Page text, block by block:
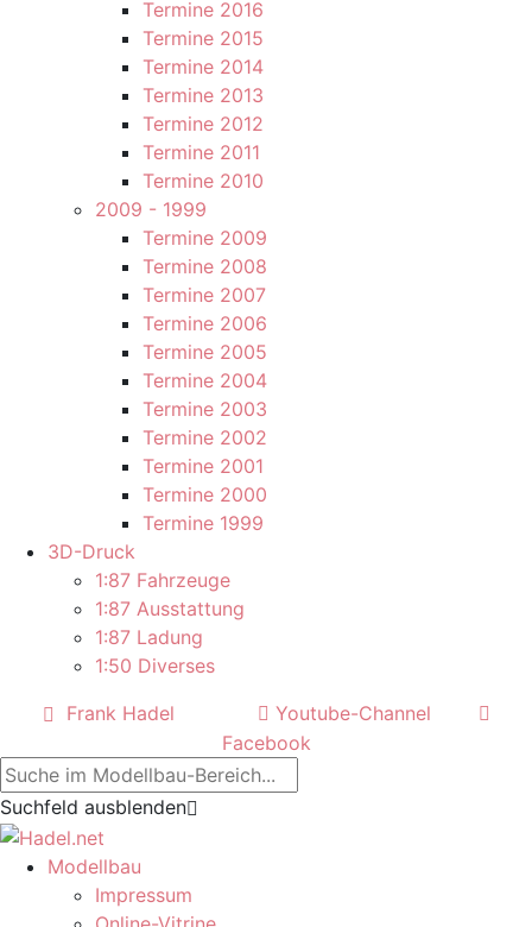
Termine 2016
Termine 2015
Termine 2014
Termine 2013
Termine 2012
Termine 2011
Termine 2010
2009 - 1999
Termine 2009
Termine 2008
Termine 2007
Termine 2006
Termine 2005
Termine 2004
Termine 2003
Termine 2002
Termine 2001
Termine 2000
Termine 1999
3D-Druck
1:87 Fahrzeuge
1:87 Ausstattung
1:87 Ladung
1:50 Diverses
Frank Hadel
Youtube-Channel
Facebook
Suchfeld ausblenden
Modellbau
Impressum